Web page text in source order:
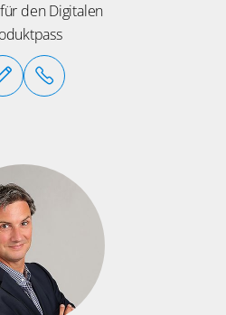
den Digitalen